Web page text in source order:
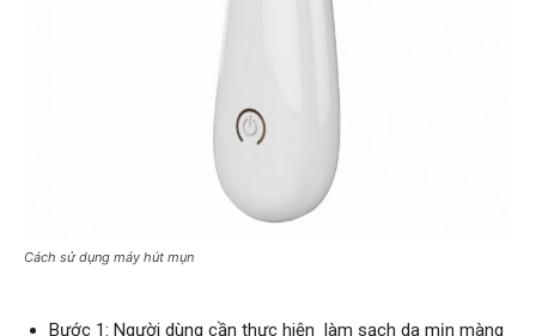
Cách sử dụng máy hút mụn
Bước 1: Người dùng cần thực hiện làm sạch da mịn màng